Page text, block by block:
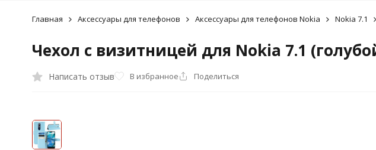
Главная Аксессуары для телефонов Аксессуары для телефонов Nokia Nokia 7.1
Чехол с визитницей для Nokia 7.1
Написать отзыв В избранное Поделиться